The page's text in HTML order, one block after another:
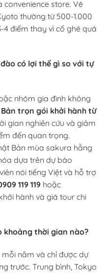
store. Vé
thường từ 500-1.000
4 điểm thay vì cố ghé quá
có lợi thế gì so với tự
nhóm gia đình không
trọn gói khởi hành từ
gian nghiên cứu và giảm
đến quan trọng.
Bản mùa sakura hằng
dựa trên dự báo
nói tiếng Việt và hỗ trợ
119 119 hoặc
hành và giá tour chi
khoảng thời gian nào?
năm và chỉ được dự
trước. Trung bình, Tokyo